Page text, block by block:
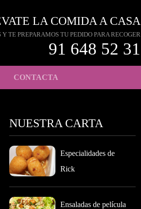
LA COMIDA A CASA
TE PREPARAMOS TU PEDIDO PARA RECOGER
91 648 52 31
CONTACTA
NUESTRA CARTA
Especialidades de
Rick
Ensaladas de película